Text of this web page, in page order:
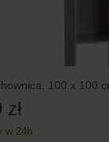
100 x 100
w 24h